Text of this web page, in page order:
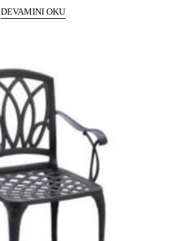
DEVAMINI OKU